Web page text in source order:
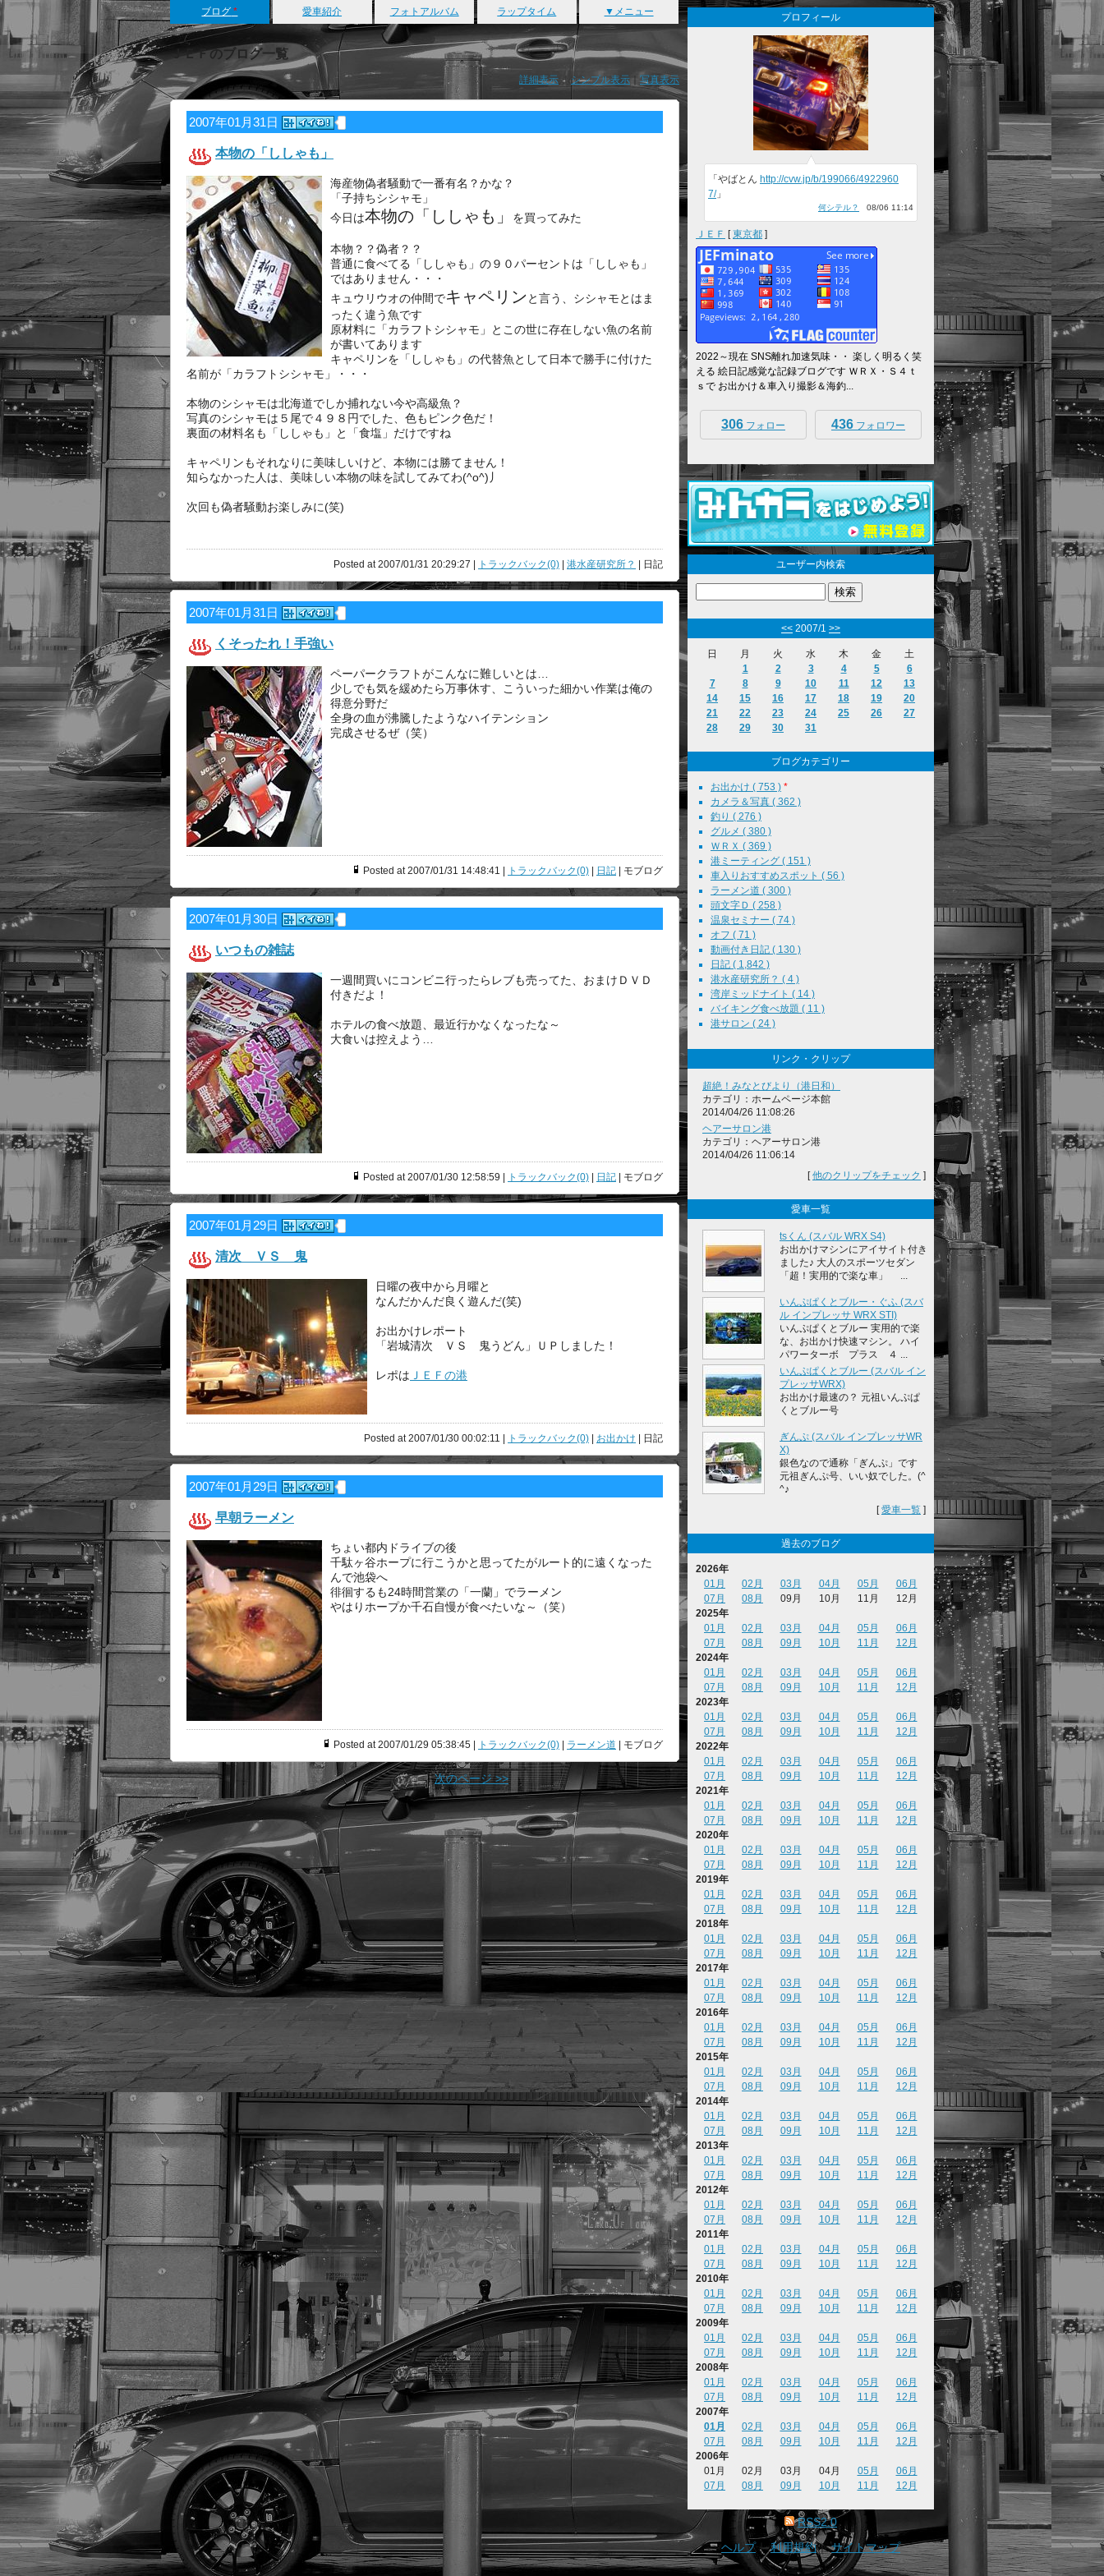
ブログ * 愛車紹介 フォトアルバム ラップタイム ▼メニュー
ＪＥＦのブログ一覧
詳細表示｜シンプル表示｜ 写真表示
2007年01月31日
本物の「ししゃも」
海産物偽者騒動で一番有名？かな？
「子持ちシシャモ」
今日は本物の「ししゃも」 を買ってみた
本物？？偽者？？
普通に食べてる「ししゃも」の９０パーセントは「ししゃも」
ではありません・・・
キュウリウオの仲間でキャペリンと言う、シシャモとはま
ったく違う魚です
原材料に「カラフトシシャモ」とこの世に存在しない魚の名前
が書いてあります
キャペリンを「ししゃも」の代替魚として日本で勝手に付けた
名前が「カラフトシシャモ」・・・
本物のシシャモは北海道でしか捕れない今や高級魚？
写真のシシャモは５尾で４９８円でした、色もピンク色だ！
裏面の材料名も「ししゃも」と「食塩」だけですね
キャペリンもそれなりに美味しいけど、本物には勝てません！
知らなかった人は、美味しい本物の味を試してみてわ(^o^)丿
次回も偽者騒動お楽しみに(笑)
Posted at 2007/01/31 20:29:27 | トラックバック(0) 港水産研究所？ | 日記
2007年01月31日
くそったれ！手強い
ペーパークラフトがこんなに難しいとは…
少しでも気を緩めたら万事休す、こういった細かい作業は俺の
得意分野だ
全身の血が沸騰したようなハイテンション
完成させるぜ（笑）
Posted at 2007/01/31 14:48:41 | トラックバック(0) 日記 | モブログ
2007年01月30日
いつもの雑誌
一週間買いにコンビニ行ったらレブも売ってた、おまけＤＶＤ
付きだよ！
ホテルの食べ放題、最近行かなくなったな～
大食いは控えよう…
Posted at 2007/01/30 12:58:59 | トラックバック(0) 日記 | モブログ
2007年01月29日
清次 ＶＳ 鬼
日曜の夜中から月曜と
なんだかんだ良く遊んだ(笑)
お出かけレポート
「岩城清次 ＶＳ 鬼うどん」ＵＰしました！
レポは ＪＥＦの港
Posted at 2007/01/30 00:02:11 | トラックバック(0) お出かけ | 日記
2007年01月29日
早朝ラーメン
ちょい都内ドライブの後
千駄ヶ谷ホープに行こうかと思ってたがルート的に遠くなった
んで池袋へ
徘徊するも24時間営業の「一蘭」でラーメン
やはりホープか千石自慢が食べたいな～（笑）
Posted at 2007/01/29 05:38:45 | トラックバック(0) ラーメン道 | モブログ
次のページ >>
プロフィール
「やばとん http://cvw.jp/b/199066/4922960
7/」
何シテル？ 08/06 11:14
ＪＥＦ [東京都 ]
2022～現在 SNS離れ加速気味・・ 楽しく明るく笑
える 絵日記感覚な記録ブログです ＷＲＸ・Ｓ４ｔ
ｓで お出かけ＆車入り撮影＆海釣...
306 フォロー 436 フォロワー
ユーザー内検索
<< 2007/1 >>
日 月 火 水 木 金
土
1
2 3 4 5
6
7
8 9 10 11 12
13
14
15 16 17 18 19
20
21
22 23 24 25 26
27
28
29 30 31
ブログカテゴリー
お出かけ ( 753 ) *
カメラ＆写真 ( 362 )
釣り ( 276 )
グルメ ( 380 )
ＷＲＸ ( 369 )
港ミーティング ( 151 )
車入りおすすめスポット ( 56 )
ラーメン道 ( 300 )
頭文字Ｄ ( 258 )
温泉セミナー ( 74 )
オフ ( 71 )
動画付き日記 ( 130 )
日記 ( 1,842 )
港水産研究所？ ( 4 )
湾岸ミッドナイト ( 14 )
バイキング食べ放題 ( 11 )
港サロン ( 24 )
リンク・クリップ
超絶！みなとびより（港日和）
カテゴリ：ホームページ本館
2014/04/26 11:08:26
ヘアーサロン港
カテゴリ：ヘアーサロン港
2014/04/26 11:06:14
[他のクリップをチェック ]
愛車一覧
tsくん (スバル WRX S4)
お出かけマシンにアイサイト付き
ました♪ 大人のスポーツセダン
「超！実用的で楽な車」 ...
いんぷぱくとブルー・ぐふ (スバ
ル インプレッサ WRX STI)
いんぷぱくとブルー 実用的で楽
な、お出かけ快速マシン。 ハイ
パワーターボ プラス ４ ...
いんぷぱくとブルー (スバル イン
プレッサWRX)
お出かけ最速の？ 元祖いんぷぱ
くとブルー号
ぎんぷ (スバル インプレッサWR
X)
銀色なので通称「ぎんぷ」です
元祖ぎんぷ号、いい奴でした。(^
^♪
[愛車一覧 ]
過去のブログ
2026年
01月
02月 03月 04月 05月
06月
07月
08月 09月 10月 11月
12月
2025年
01月
02月 03月 04月 05月
06月
07月
08月 09月 10月 11月
12月
2024年
01月
02月 03月 04月 05月
06月
07月
08月 09月 10月 11月
12月
2023年
01月
02月 03月 04月 05月
06月
07月
08月 09月 10月 11月
12月
2022年
01月
02月 03月 04月 05月
06月
07月
08月 09月 10月 11月
12月
2021年
01月
02月 03月 04月 05月
06月
07月
08月 09月 10月 11月
12月
2020年
01月
02月 03月 04月 05月
06月
07月
08月 09月 10月 11月
12月
2019年
01月
02月 03月 04月 05月
06月
07月
08月 09月 10月 11月
12月
2018年
01月
02月 03月 04月 05月
06月
07月
08月 09月 10月 11月
12月
2017年
01月
02月 03月 04月 05月
06月
07月
08月 09月 10月 11月
12月
2016年
01月
02月 03月 04月 05月
06月
07月
08月 09月 10月 11月
12月
2015年
01月
02月 03月 04月 05月
06月
07月
08月 09月 10月 11月
12月
2014年
01月
02月 03月 04月 05月
06月
07月
08月 09月 10月 11月
12月
2013年
01月
02月 03月 04月 05月
06月
07月
08月 09月 10月 11月
12月
2012年
01月
02月 03月 04月 05月
06月
07月
08月 09月 10月 11月
12月
2011年
01月
02月 03月 04月 05月
06月
07月
08月 09月 10月 11月
12月
2010年
01月
02月 03月 04月 05月
06月
07月
08月 09月 10月 11月
12月
2009年
01月
02月 03月 04月 05月
06月
07月
08月 09月 10月 11月
12月
2008年
01月
02月 03月 04月 05月
06月
07月
08月 09月 10月 11月
12月
2007年
01月
02月 03月 04月 05月
06月
07月
08月 09月 10月 11月
12月
2006年
01月
02月 03月 04月 05月
06月
07月
08月 09月 10月 11月 12月
RSS2.0
ヘルプ｜利用規約｜サイトマップ